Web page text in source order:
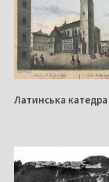
Латинська катедра